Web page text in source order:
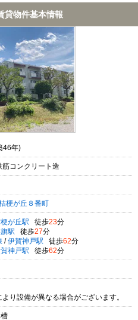
貸物件基本情報
46年)
筋コンクリート造
梗が丘８番町
が丘駅 徒歩23分
駅 徒歩27分
/ 伊賀神戸駅 徒歩62分
神戸駅 徒歩62分
り設備が異なる場合がございます。